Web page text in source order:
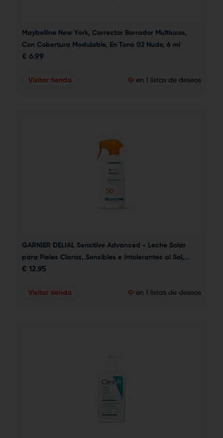
Maybelline New York, Corrector Borrador Multiusos,
Con Cobertura Modulable, En Tono 02 Nude, 6 ml
€ 6.99
Visitar tienda en 1 listas de deseos
GARNIER DELIAL Sensitive Advanced - Leche Solar
para Pieles Claras, Sensibles e Intolerantes al Sol,...
€ 12.95
Visitar tienda en 1 listas de deseos